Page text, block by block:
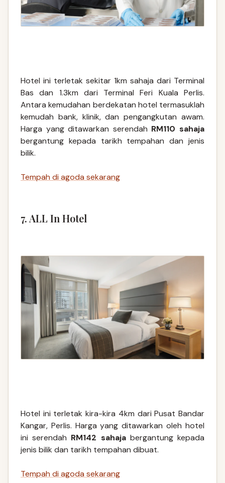
Hotel ini terletak sekitar 1km sahaja dari Terminal
Bas dan 1.3km dari Terminal Feri Kuala Perlis.
Antara kemudahan berdekatan hotel termasuklah
kemudah bank, klinik, dan pengangkutan awam.
Harga yang ditawarkan serendah RM110 sahaja
bergantung kepada tarikh tempahan dan jenis
bilik.
Tempah di agoda sekarang
7. ALL In Hotel
Hotel ini terletak kira-kira 4km dari Pusat Bandar
Kangar, Perlis. Harga yang ditawarkan oleh hotel
ini serendah RM142 sahaja bergantung kepada
jenis bilik dan tarikh tempahan dibuat.
Tempah di agoda sekarang